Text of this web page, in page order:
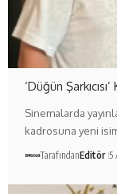
‘Düğün
Sinemalarda
kadrosuna yeni
TarafındanEditör 5